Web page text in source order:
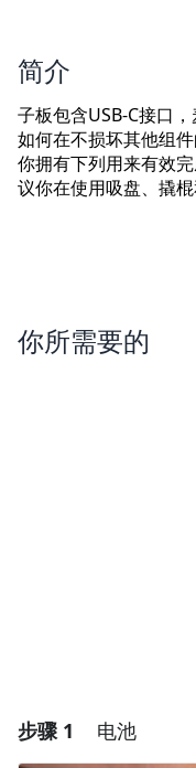
简介
子板包含USB-C接口
如何在不损坏其他组
你拥有下列用来有效
议你在使用吸盘、撬棍
你所需要的
步骤 1 电池